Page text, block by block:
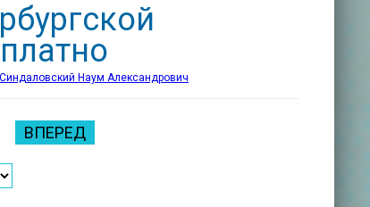
Синдаловский Наум Александрович
ВПЕРЕД